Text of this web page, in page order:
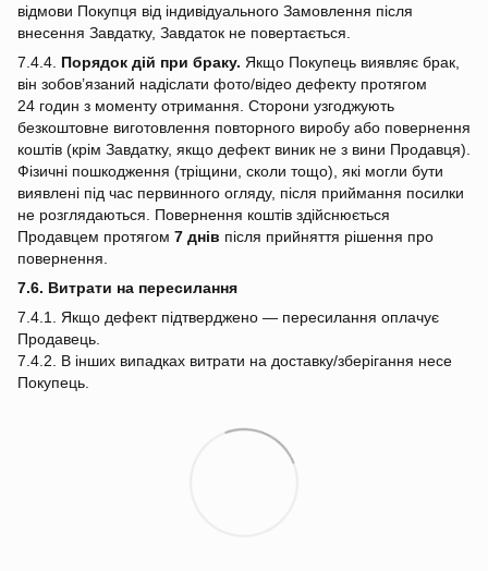
відмови Покупця від індивідуального Замовлення після
внесення Завдатку, Завдаток не повертається.
7.4.4. Порядок дій при браку. Якщо Покупець виявляє брак,
він зобов’язаний надіслати фото/відео дефекту протягом
24 годин з моменту отримання. Сторони узгоджують
безкоштовне виготовлення повторного виробу або повернення
коштів (крім Завдатку, якщо дефект виник не з вини Продавця).
Фізичні пошкодження (тріщини, сколи тощо), які могли бути
виявлені під час первинного огляду, після приймання посилки
не розглядаються. Повернення коштів здійснюється
Продавцем протягом 7 днів після прийняття рішення про
повернення.
7.6. Витрати на пересилання
7.4.1. Якщо дефект підтверджено — пересилання оплачує
Продавець.
7.4.2. В інших випадках витрати на доставку/зберігання несе
Покупець.